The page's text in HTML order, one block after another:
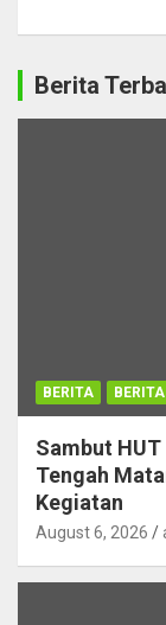
Berita
BERITA
Sambut
Tengah
Kegiatan
August 6, 2026